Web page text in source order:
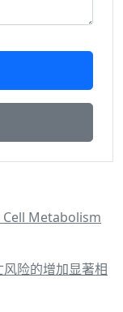
Cell Metabolism
险的增加显著相